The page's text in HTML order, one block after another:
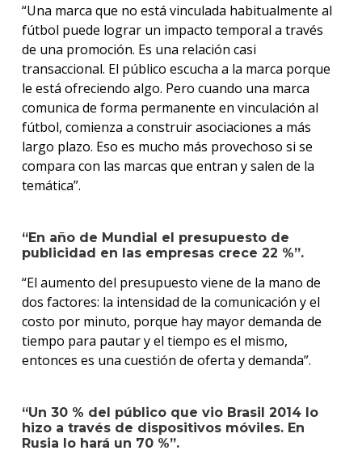
“Una marca que no está vinculada habitualmente al
fútbol puede lograr un impacto temporal a través
de una promoción. Es una relación casi
transaccional. El público escucha a la marca porque
le está ofreciendo algo. Pero cuando una marca
comunica de forma permanente en vinculación al
fútbol, comienza a construir asociaciones a más
largo plazo. Eso es mucho más provechoso si se
compara con las marcas que entran y salen de la
temática”.
“En año de Mundial el presupuesto de
publicidad en las empresas crece 22 %”.
“El aumento del presupuesto viene de la mano de
dos factores: la intensidad de la comunicación y el
costo por minuto, porque hay mayor demanda de
tiempo para pautar y el tiempo es el mismo,
entonces es una cuestión de oferta y demanda”.
“Un 30 % del público que vio Brasil 2014 lo
hizo a través de dispositivos móviles. En
Rusia lo hará un 70 %”.